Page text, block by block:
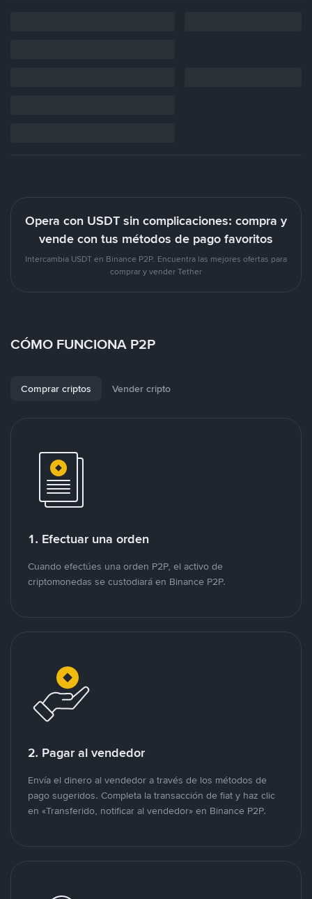
Opera con USDT sin complicaciones: compra y
vende con tus métodos de pago favoritos
Intercambia USDT en Binance P2P. Encuentra las mejores ofertas para
comprar y vender Tether
CÓMO FUNCIONA P2P
Comprar criptos Vender cripto
1. Efectuar una orden
Cuando efectúes una orden P2P, el activo de
criptomonedas se custodiará en Binance P2P.
2. Pagar al vendedor
Envía el dinero al vendedor a través de los métodos de
pago sugeridos. Completa la transacción de fiat y haz clic
en «Transferido, notificar al vendedor» en Binance P2P.